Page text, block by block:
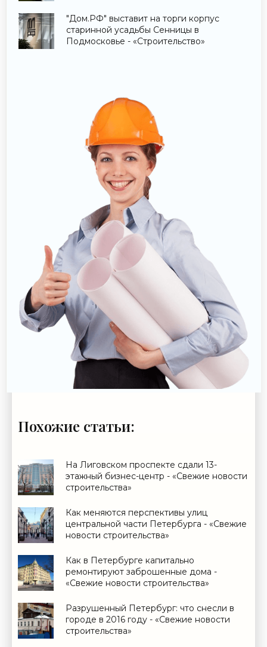
"Дом.РФ" выставит на торги корпус
старинной усадьбы Сенницы в
Подмосковье - «Строительство»
Похожие статьи:
На Лиговском проспекте сдали 13-
этажный бизнес-центр - «Свежие новости
строительства»
Как меняются перспективы улиц
центральной части Петербурга - «Свежие
новости строительства»
Как в Петербурге капитально
ремонтируют заброшенные дома -
«Свежие новости строительства»
Разрушенный Петербург: что снесли в
городе в 2016 году - «Свежие новости
строительства»